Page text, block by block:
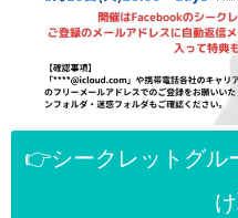
👉シークレットグル